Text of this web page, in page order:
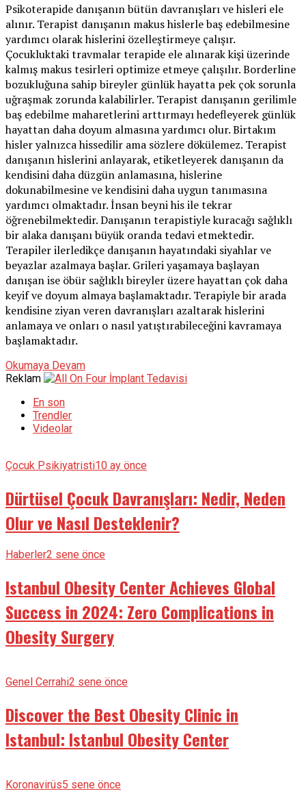
Psikoterapide danışanın bütün davranışları ve hisleri ele
alınır. Terapist danışanın makus hislerle baş edebilmesine
yardımcı olarak hislerini özelleştirmeye çalışır.
Çocukluktaki travmalar terapide ele alınarak kişi üzerinde
kalmış makus tesirleri optimize etmeye çalışılır. Borderline
bozukluğuna sahip bireyler günlük hayatta pek çok sorunla
uğraşmak zorunda kalabilirler. Terapist danışanın gerilimle
baş edebilme maharetlerini arttırmayı hedefleyerek günlük
hayattan daha doyum almasına yardımcı olur. Birtakım
hisler yalnızca hissedilir ama sözlere dökülemez. Terapist
danışanın hislerini anlayarak, etiketleyerek danışanın da
kendisini daha düzgün anlamasına, hislerine
dokunabilmesine ve kendisini daha uygun tanımasına
yardımcı olmaktadır. İnsan beyni his ile tekrar
öğrenebilmektedir. Danışanın terapistiyle kuracağı sağlıklı
bir alaka danışanı büyük oranda tedavi etmektedir.
Terapiler ilerledikçe danışanın hayatındaki siyahlar ve
beyazlar azalmaya başlar. Grileri yaşamaya başlayan
danışan ise öbür sağlıklı bireyler üzere hayattan çok daha
keyif ve doyum almaya başlamaktadır. Terapiyle bir arada
kendisine ziyan veren davranışları azaltarak hislerini
anlamaya ve onları o nasıl yatıştırabileceğini kavramaya
başlamaktadır.
Okumaya Devam
Reklam
En son
Trendler
Videolar
Çocuk Psikiyatristi10 ay önce
Dürtüsel Çocuk Davranışları: Nedir, Neden
Olur ve Nasıl Desteklenir?
Haberler2 sene önce
Istanbul Obesity Center Achieves Global
Success in 2024: Zero Complications in
Obesity Surgery
Genel Cerrahi2 sene önce
Discover the Best Obesity Clinic in
Istanbul: Istanbul Obesity Center
Koronavirüs5 sene önce